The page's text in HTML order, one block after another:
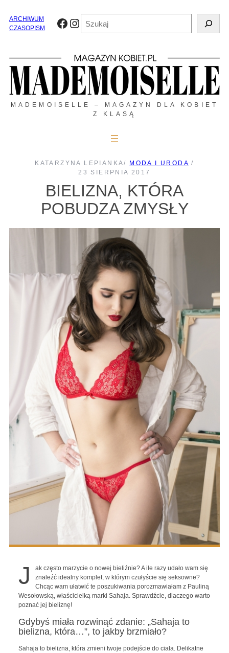
treściARCHIWUM
CZASOPISM
Facebook
Instagram
MADEMOISELLE – MAGAZYN DLA KOBIET
Z KLASĄ
KATARZYNA LEPIANKA/ MODA I URODA /
23 SIERPNIA 2017
BIELIZNA, KTÓRA
POBUDZA ZMYSŁY
J
ak często marzycie o nowej bieliźnie? A ile razy udało wam się
znaleźć idealny komplet, w którym czułyście się seksowne?
Chcąc wam ułatwić te poszukiwania porozmawiałam z Pauliną
Wesołowską, właścicielką marki Sahaja. Sprawdźcie, dlaczego warto
poznać jej bieliznę!
Gdybyś miała rozwinąć zdanie: „Sahaja to
bielizna, która…”, to jakby brzmiało?
Sahaja to bielizna, która zmieni twoje podejście do ciała. Delikatne